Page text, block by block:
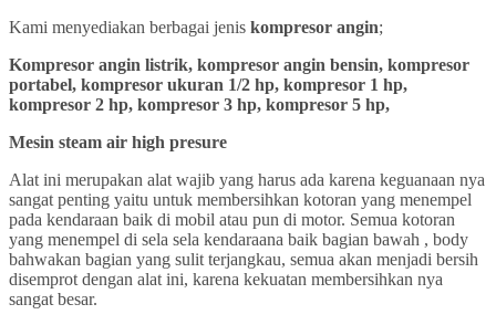
Kami menyediakan berbagai jenis kompresor angin;
Kompresor angin listrik, kompresor angin bensin, kompresor
portabel, kompresor ukuran 1/2 hp, kompresor 1 hp,
kompresor 2 hp, kompresor 3 hp, kompresor 5 hp,
Mesin steam air high presure
Alat ini merupakan alat wajib yang harus ada karena keguanaan nya
sangat penting yaitu untuk membersihkan kotoran yang menempel
pada kendaraan baik di mobil atau pun di motor. Semua kotoran
yang menempel di sela sela kendaraana baik bagian bawah , body
bahwakan bagian yang sulit terjangkau, semua akan menjadi bersih
disemprot dengan alat ini, karena kekuatan membersihkan nya
sangat besar.